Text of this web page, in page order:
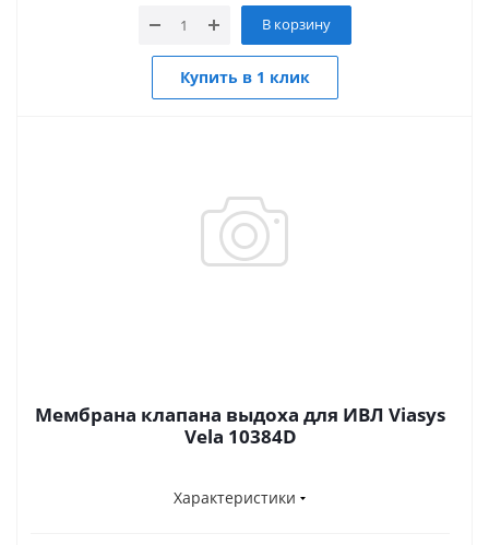
В корзину
Купить в 1 клик
Мембрана клапана выдоха для ИВЛ Viasys
Vela 10384D
Характеристики